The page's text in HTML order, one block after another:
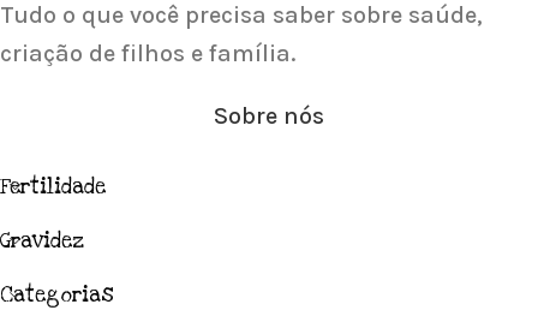
Tudo o que você precisa saber sobre saúde,
criação de filhos e família.
Sobre nós
Fertilidade
Gravidez
Categorias